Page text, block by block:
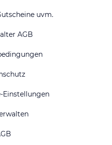
uvm.
AGB
Einstellungen